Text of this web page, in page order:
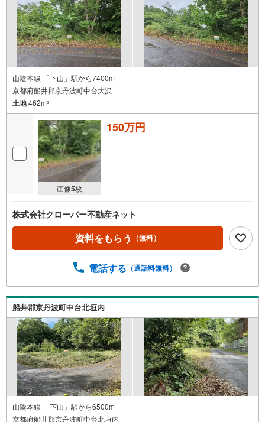
山陰本線 「下山」駅から7400m
京都府船井郡京丹波町中台大沢
土地462m2
画像5枚
150万円
株式会社クローバー不動産ネット
資料をもらう （無料）
電話する （通話料無料）
船井郡京丹波町中台北垣内
山陰本線 「下山」駅から6500m
京都府船井郡京丹波町中台北垣内